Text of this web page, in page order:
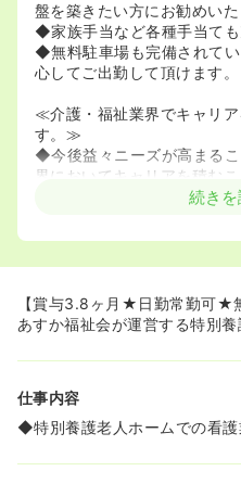
盤を築きたい方にお勧めいた
◆家族手当など各種手当ても
◆無料駐車場も完備されて
心してご出勤して頂けます。
≪介護・福祉業界でキャリ
す。≫
◆今後益々ニーズが高まる
界においてキャリアを積む
れるようなマルチな看護師
続きを
【賞与3.8ヶ月★日勤常勤可★
あすか福祉会が運営する特別養
仕事内容
◆特別養護老人ホームでの看護